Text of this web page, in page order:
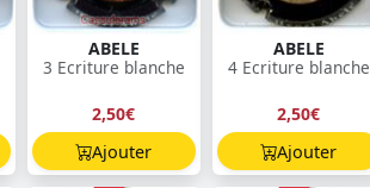
ABELE
3 Ecriture blanche
2,50€
Ajouter
ABELE
4 Ecriture blanche
2,50€
Ajouter